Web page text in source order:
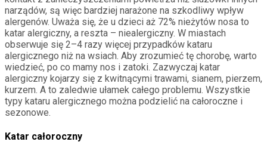
narządów, są więc bardziej narażone na szkodliwy wpływ
alergenów. Uważa się, że u dzieci aż 72% nieżytów nosa to
katar alergiczny, a reszta – niealergiczny. W miastach
obserwuje się 2–4 razy więcej przypadków kataru
alergicznego niż na wsiach. Aby zrozumieć tę chorobę, warto
wiedzieć, po co mamy nos i zatoki. Zazwyczaj katar
alergiczny kojarzy się z kwitnącymi trawami, sianem, pierzem,
kurzem. A to zaledwie ułamek całego problemu. Wszystkie
typy kataru alergicznego można podzielić na całoroczne i
sezonowe.
Katar całoroczny